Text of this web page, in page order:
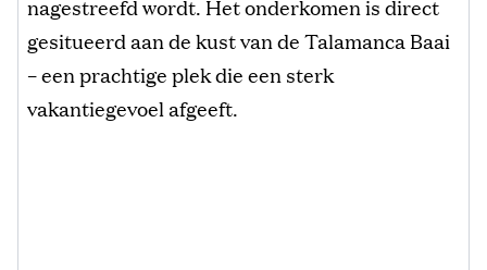
nagestreefd wordt. Het onderkomen is direct
gesitueerd aan de kust van de Talamanca Baai
– een prachtige plek die een sterk
vakantiegevoel afgeeft.